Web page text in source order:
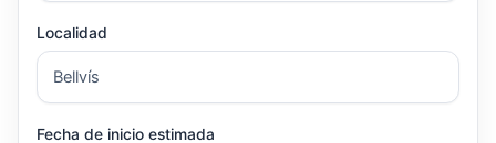
Localidad
Fecha de inicio estimada